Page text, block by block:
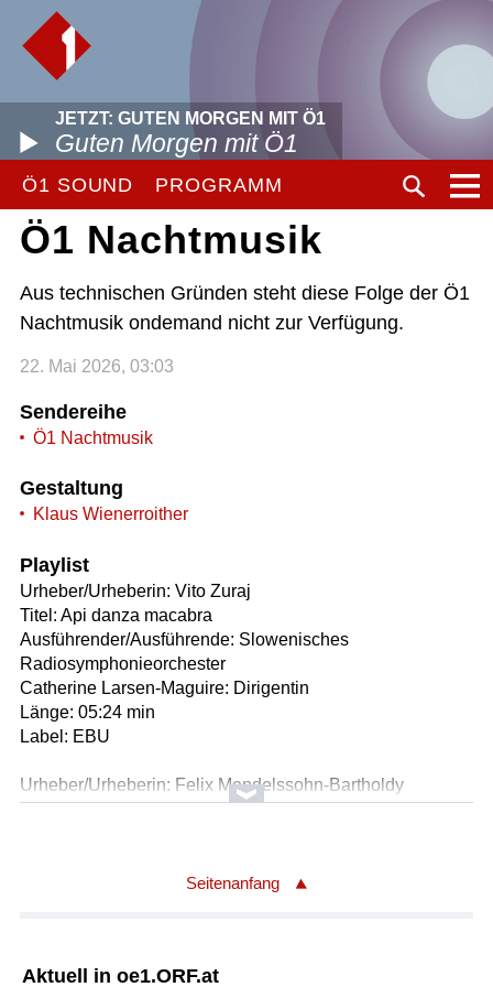
JETZT: GUTEN MORGEN MIT Ö1
Guten Morgen mit Ö1
Ö1 SOUND PROGRAMM
Ö1 Nachtmusik
Aus technischen Gründen steht diese Folge der Ö1
Nachtmusik ondemand nicht zur Verfügung.
22. Mai 2026, 03:03
Sendereihe
Ö1 Nachtmusik
Gestaltung
Klaus Wienerroither
Playlist
Urheber/Urheberin: Vito Zuraj
Titel: Api danza macabra
Ausführender/Ausführende: Slowenisches
Radiosymphonieorchester
Catherine Larsen-Maguire: Dirigentin
Länge: 05:24 min
Label: EBU
Urheber/Urheberin: Felix Mendelssohn-Bartholdy
Titel: Violinkonzert in E-Moll
Catherine Larsen-Maguire: Dirigentin
Urheber/Urheberin: Manuel Ponce
Seitenanfang
Aktuell in oe1.ORF.at